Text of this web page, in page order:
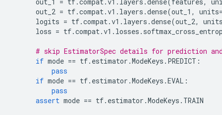
out_2 = tf.compat.v1 . layers .dense(out_1 , units
logits = tf.compat.v1 . layers .dense(out_2,
loss = tf.compat.v1 . losses .
# skip EstimatorSpec details for prediction
if mode == tf. estimator .ModeKeys . PREDICT :
pass
if mode == tf. estimator .ModeKeys .EVAL :
pass
assert mode == tf. estimator .ModeKeys . TRAIN